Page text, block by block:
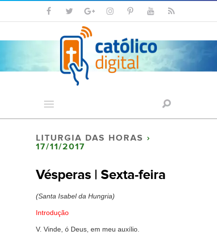
LITURGIA DAS HORAS ›
17/11/2017
Vésperas | Sexta-feira
(Santa Isabel da Hungria)
Introdução
V. Vinde, ó Deus, em meu auxílio.